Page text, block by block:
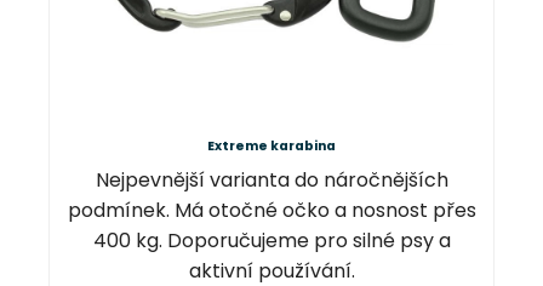
Extreme karabina
Nejpevnější varianta do náročnějších
podmínek. Má otočné očko a nosnost přes
400 kg. Doporučujeme pro silné psy a
aktivní používání.